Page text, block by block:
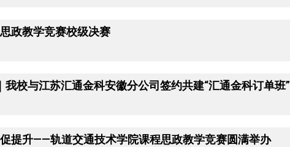
政教学竞赛校级决赛
我校与江苏汇通金科安徽分公司签约共建“汇通金科订单班”
提升——轨道交通技术学院课程思政教学竞赛圆满举办